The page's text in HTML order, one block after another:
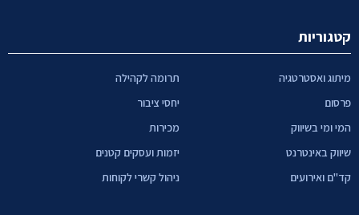
קטגוריות
מיתוג ואסטרטגיה
פרסום
המי ומי בשיווק
שיווק באינטרנט
קד"ם ואירועים
תרומה לקהילה
יחסי ציבור
מכירות
יזמות ועסקים קטנים
ניהול קשרי לקוחות